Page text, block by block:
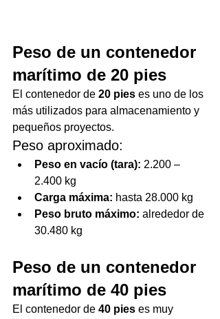
Peso de un contenedor
marítimo de 20 pies
El contenedor de 20 pies es uno de los
más utilizados para almacenamiento y
pequeños proyectos.
Peso aproximado:
Peso en vacío (tara): 2.200 –
2.400 kg
Carga máxima: hasta 28.000 kg
Peso bruto máximo: alrededor de
30.480 kg
Peso de un contenedor
marítimo de 40 pies
El contenedor de 40 pies es muy